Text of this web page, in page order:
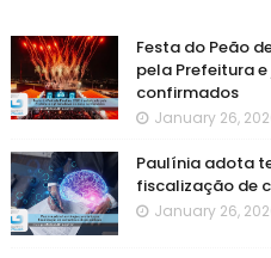
Festa do Peão
pela Prefeitura
confirmados
January 26,
Paulínia adota
fiscalização de
January 26,